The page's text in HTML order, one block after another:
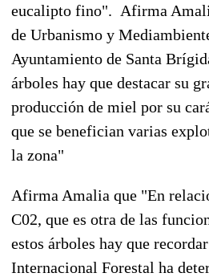
eucalipto fino". Afirma
de Urbanismo y
Ayuntamiento de Santa
árboles hay que destacar su
producción de miel por su
que se benefician varias
la zona"
Afirma Amalia que "En
C02, que es otra de las
estos árboles hay que
Internacional Forestal ha